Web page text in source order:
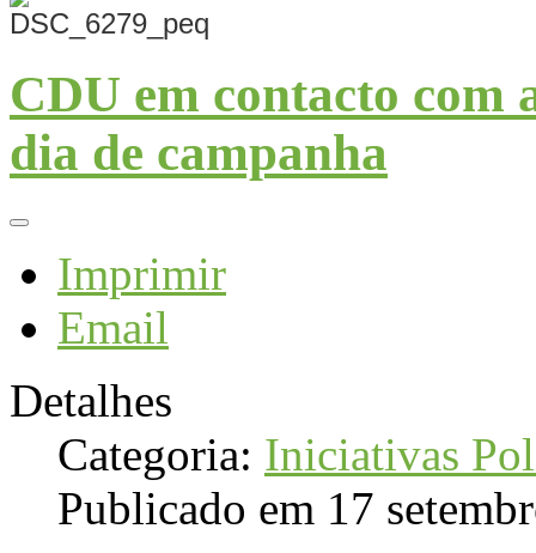
CDU em contacto com
dia de campanha
Imprimir
Email
Detalhes
Categoria: Iniciativas
Publicado em 17